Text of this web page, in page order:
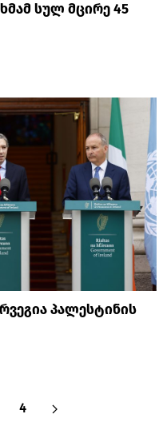
სულ მცირე 45
პალესტინის
4